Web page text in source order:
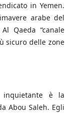
in Yemen.
arabe del
Qaeda “canale
sicuro delle zone
inquietante è la
Abou Saleh. Egli